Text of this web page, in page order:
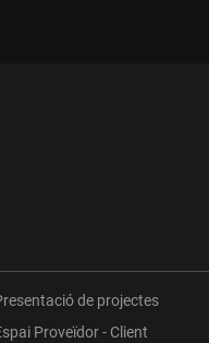
de projectes
Proveïdor - Client